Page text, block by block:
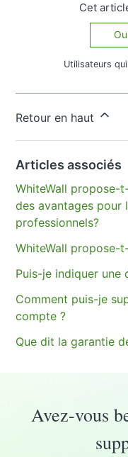
Cet
Utilisateurs
Retour en haut
Articles associés
WhiteWall propose-
des avantages pour
professionnels?
WhiteWall propose-
Puis-je indiquer une
Comment puis-je
compte ?
Que dit la garantie
Avez-vous